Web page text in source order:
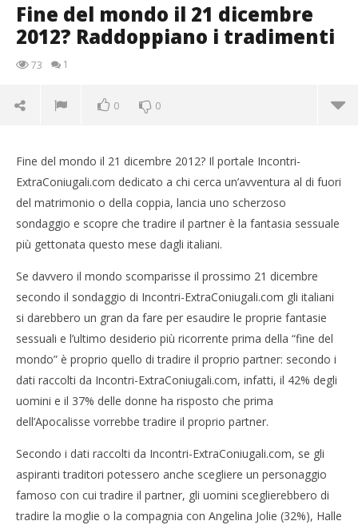
Fine del mondo il 21 dicembre
2012? Raddoppiano i tradimenti
73 1
0 0
NOW VIEWING
Fine del mondo il 21 dicembre 2012? Raddoppiano i
tradimenti
06/12/2012
Redazione
Fine del mondo il 21 dicembre 2012? Il portale Incontri-
ExtraConiugali.com dedicato a chi cerca un’avventura al di fuori
del matrimonio o della coppia, lancia uno scherzoso
sondaggio e scopre che tradire il partner è la fantasia sessuale
più gettonata questo mese dagli italiani.
Se davvero il mondo scomparisse il prossimo 21 dicembre
secondo il sondaggio di Incontri-ExtraConiugali.com gli italiani
si darebbero un gran da fare per esaudire le proprie fantasie
sessuali e l’ultimo desiderio più ricorrente prima della “fine del
mondo” è proprio quello di tradire il proprio partner: secondo i
dati raccolti da Incontri-ExtraConiugali.com, infatti, il 42% degli
uomini e il 37% delle donne ha risposto che prima
dell’Apocalisse vorrebbe tradire il proprio partner.
Secondo i dati raccolti da Incontri-ExtraConiugali.com, se gli
aspiranti traditori potessero anche scegliere un personaggio
famoso con cui tradire il partner, gli uomini sceglierebbero di
tradire la moglie o la compagnia con Angelina Jolie (32%), Halle